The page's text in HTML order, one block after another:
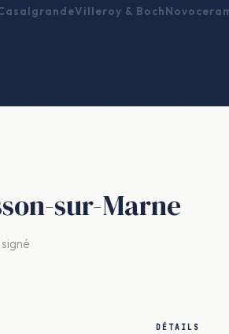
Villeroy & Boch
sur-Marne
DÉTAILS